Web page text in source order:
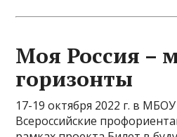
Моя Россия –
горизонты
17-19 октября 2022 г. в
Всероссийские